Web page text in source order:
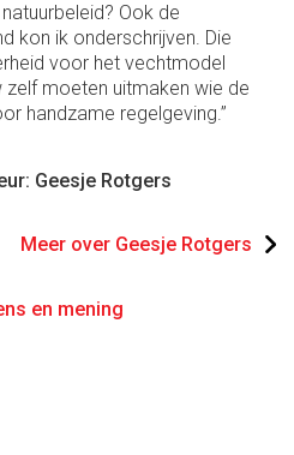
Ook de
kon ik onderschrijven. Die
voor het vechtmodel
zelf moeten uitmaken wie de
handzame regelgeving.”
Geesje Rotgers
Meer over Geesje Rotgers
en mening